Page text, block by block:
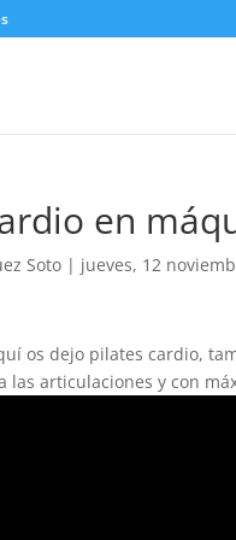
en
Soto | jueves, 12
os dejo pilates cardio,
las articulaciones y con